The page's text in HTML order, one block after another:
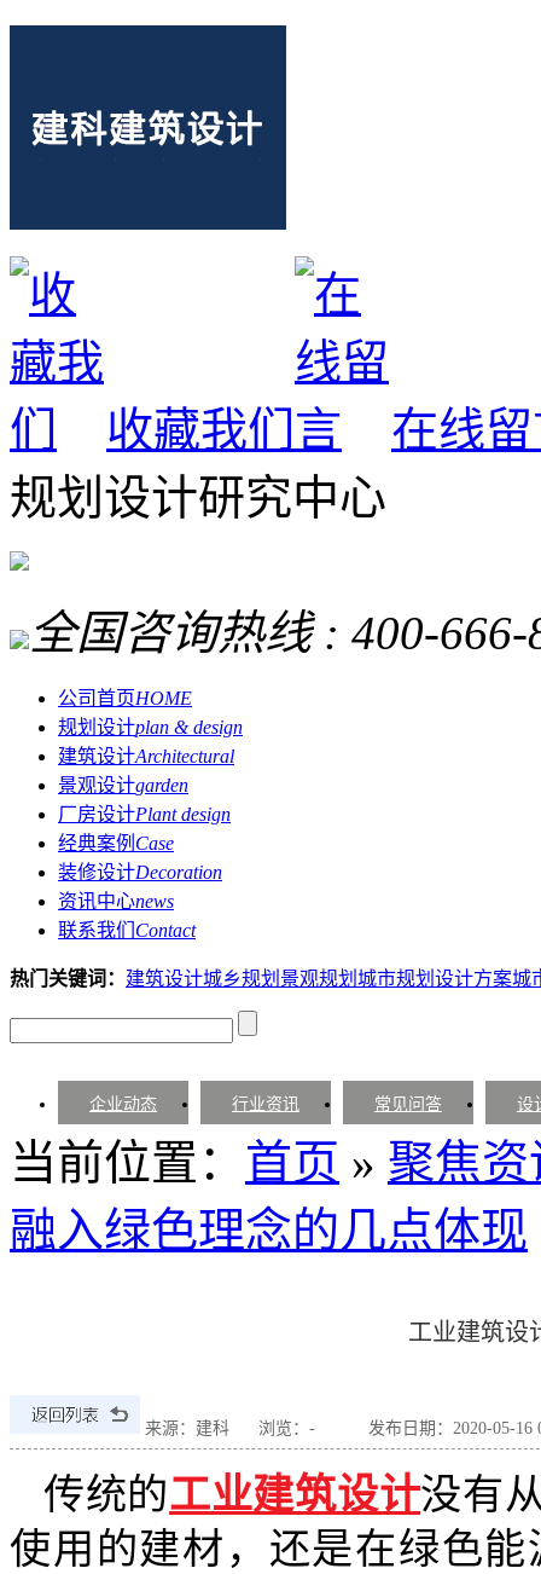
收藏我们
在线
规划设计研究中心
全国咨询热线 : 400-666-
公司首页HOME
规划设计plan & design
建筑设计Architectural
景观设计garden
厂房设计Plant design
经典案例 Case
装修设计Decoration
资讯中心news
联系我们 Contact
热门关键词： 建筑设计城乡规划 景观规划 城市规划设计方案城
企业动态 行业资讯 常见问答 设
当前位置： 首页 » 聚焦资
融入绿色理念的几点体现
工业建筑设
来源：建科 浏览： - 发布日期：2020-05-16
传统的工业建筑设计没有
使用的建材，还是在绿色